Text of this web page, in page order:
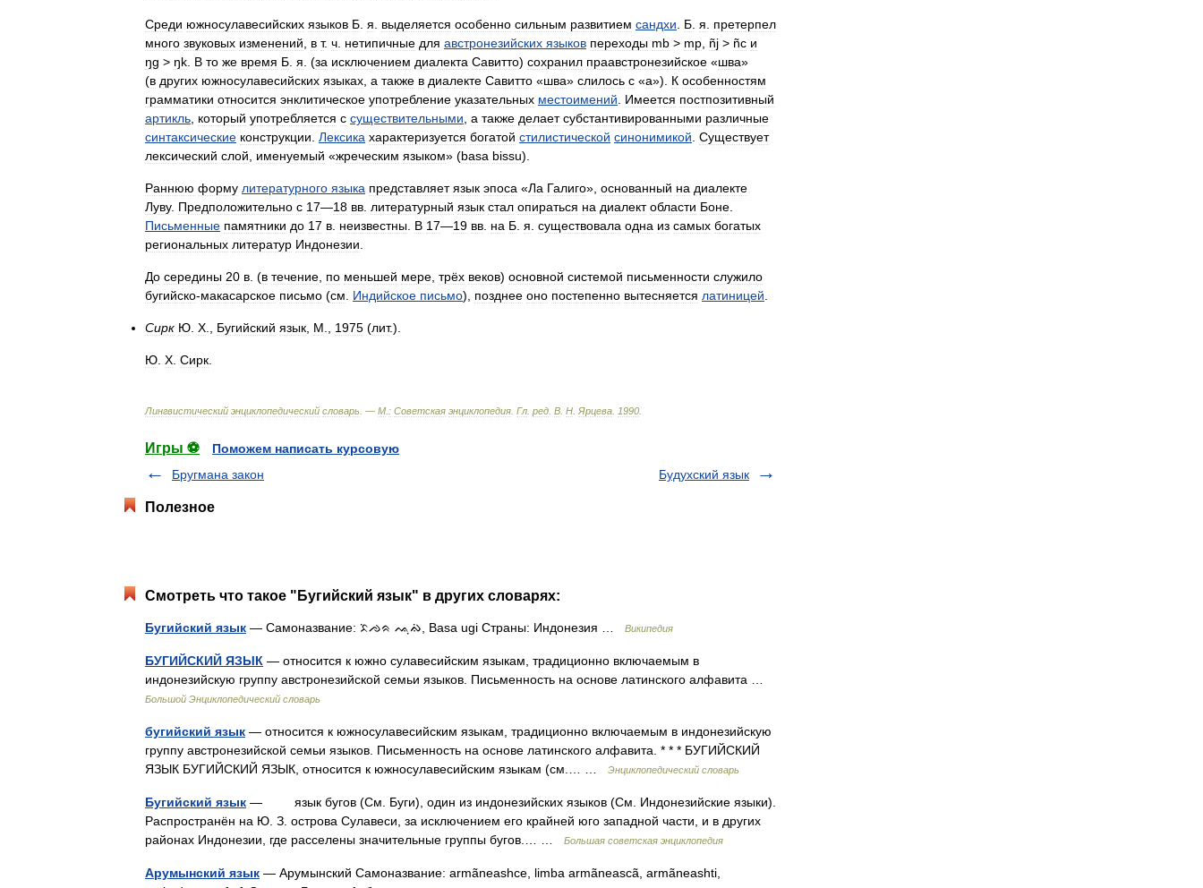
Среди южносулавесийских языков Б я выделяется особенно сильным развитием сандхи Б я
претерпел
много звуковых изменений в т. ч нетипичные для австронезийских языков переходы mb > mp ñj > ñc и
ŋg > ŋk В то же время Б я . (за исключением диалекта Савитто) сохранил праавстронезийское «шва»
(в других южносулавесийских языках а также в диалекте Савитто «шва» слилось с «a»). К особенностям
грамматики относится энклитическое употребление указательных местоимений Имеется постпозитивный
артикль который употребляется с существительными а также делает субстантивированными различные
синтаксические конструкции Лексика характеризуется богатой стилистической синонимикой Существует
лексический слой именуемый «жреческим языком» (basa bissu).
Раннюю форму литературного языка представляет язык эпоса «Ла Галиго», основанный на диалекте
Луву. Предположительно с 17—18 вв литературный язык стал опираться на диалект области Боне
Письменные памятники до 17 в неизвестны В 17—19 вв на Б я существовала одна из самых богатых
региональных литератур Индонезии
До середины 20 в . (в течение по меньшей мере трёх веков) основной системой письменности служило
бугийско-макасарское письмо (см Индийское письмо), позднее оно постепенно вытесняется латиницей
Сирк Ю Х Бугийский язык М 1975 (лит.).
Ю Х Сирк
Лингвистический энциклопедический словарь . — М : Советская энциклопедия Гл ред В Н Ярцева 1990
Игры ⚽
Поможем написать курсовую
Бругмана закон
Будухский язык
Полезное
Смотреть что такое "Бугийский язык" в других словарях:
Бугийский язык — Самоназвание: ᨅᨗᨌᨑ ᨕᨘᨁᨗ, Basa ugi Страны: Индонезия … Википедия
БУГИЙСКИЙ ЯЗЫК — относится к южно сулавесийским языкам, традиционно включаемым в
индонезийскую группу австронезийской семьи языков. Письменность на основе латинского алфавита …
Большой Энциклопедический словарь
бугийский язык — относится к южносулавесийским языкам, традиционно включаемым в индонезийскую
группу австронезийской семьи языков. Письменность на основе латинского алфавита. * * * БУГИЙСКИЙ
ЯЗЫК БУГИЙСКИЙ ЯЗЫК, относится к южносулавесийским языкам (см.… …
Энциклопедический словарь
Бугийский язык — язык бугов (См. Буги), один из индонезийских языков (См. Индонезийские языки).
Распространён на Ю. З. острова Сулавеси, за исключением его крайней юго западной части, и в других
районах Индонезии, где расселены значительные группы бугов.… …
Большая советская энциклопедия
Арумынский язык — Арумынский Самоназвание: armãneashce, limba armãneascã, armãneashti,